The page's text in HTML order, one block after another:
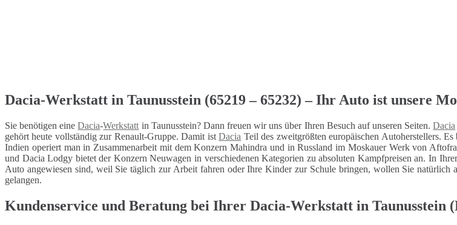
Dacia-Werkstatt in Taunusstein (65219 – 65232) – Ihr Auto ist unsere
Sie benötigen eineDacia-Werkstatt in Taunusstein? Dann freuen wir uns über Ihren Besuch auf unseren Seiten.Dacia
gehört heute vollständig zur Renault-Gruppe. Damit istDacia Teil des zweitgrößten europäischen Autoherstellers.
Indien operiert man in Zusammenarbeit mit dem Konzern Mahindra und in Russland im Moskauer Werk von
und Dacia Lodgy bietet der Konzern Neuwagen in verschiedenen Kategorien zu absoluten Kampfpreisen an. In
Auto angewiesen sind, weil Sie täglich zur Arbeit fahren oder Ihre Kinder zur Schule bringen, wollen Sie natürlich
gelangen.
Kundenservice und Beratung bei Ihrer Dacia-Werkstatt in Taunusstein